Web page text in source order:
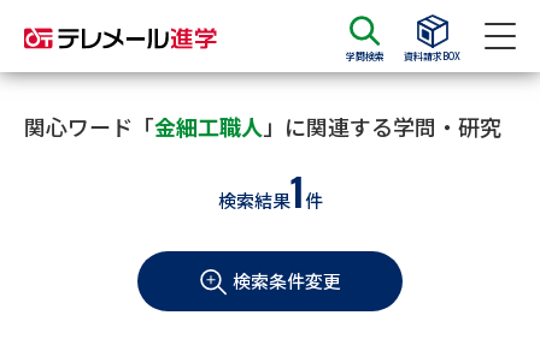
学問検索 資料請求BOX
資料請求 資料検索
大学・短大の資料種類から請求
学部・学科パンフ
関心ワード「金細工職人 」に関連する学問・研究
検索結果1件
検索条件変更